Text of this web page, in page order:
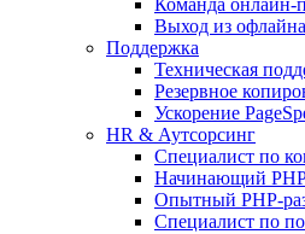
Команда онлайн-
Выход из
Поддержка
Техническая
Резервное
Ускорение
HR & Аутсорсинг
Специалист по
Начинающий
Опытный PHP-
Специалист по